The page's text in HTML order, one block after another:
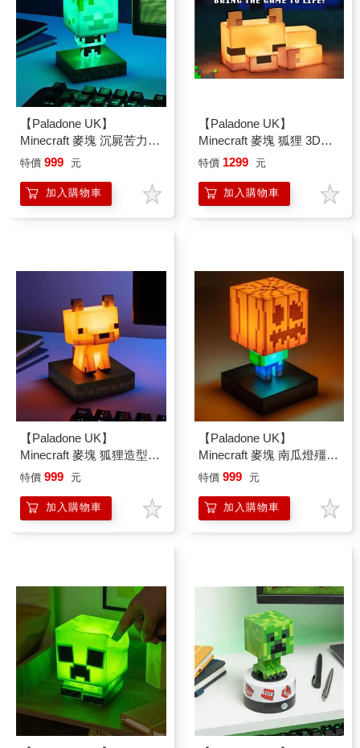
【Paladone UK】
Minecraft 麥塊 沉屍苦力怕
造型 ICON小夜燈
特價 999 元
加入購物車
【Paladone UK】
Minecraft 麥塊 狐狸 3D造
型小夜燈
特價 1299 元
加入購物車
【Paladone UK】
Minecraft 麥塊 狐狸造型
ICON小夜燈
特價 999 元
加入購物車
【Paladone UK】
Minecraft 麥塊 南瓜燈殭屍
造型 ICON小夜燈
特價 999 元
加入購物車